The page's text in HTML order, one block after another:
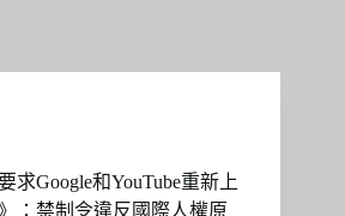
求Google和YouTube重新上
：禁制令違反國際人權原